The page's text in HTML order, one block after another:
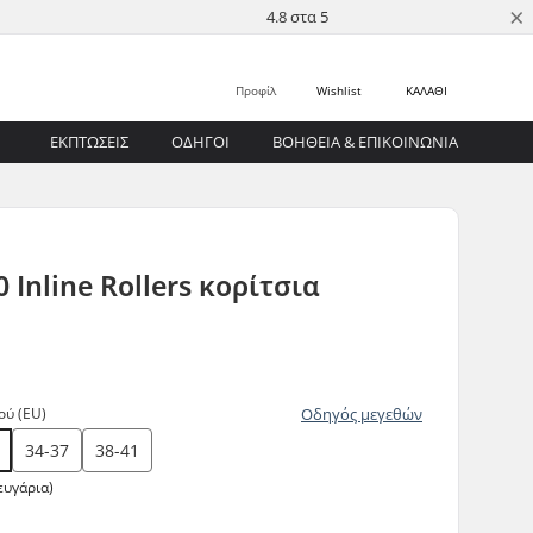
4.8 στα 5 ×
ΚΑΛΑΘΙ
Wishlist
Προφίλ
ΕΚΠΤΩΣΕΙΣ ΟΔΗΓΟΊ ΒΟΉΘΕΙΑ & ΕΠΙΚΟΙΝΩΝΊΑ
Inline Rollers κορίτσια
(EU) Οδηγός μεγεθών
34-37 38-41